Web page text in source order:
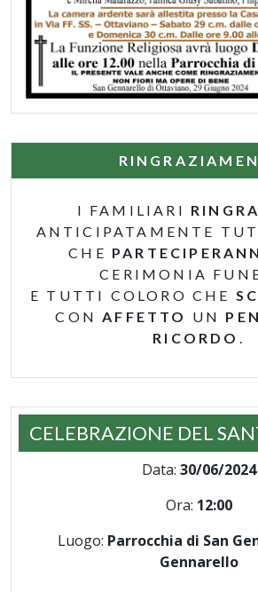
I FAMILIARI
ANTICIPATAMENTE
CHE
CERIMONIA
E TUTTI COLORO CHE
CONAFFETTO UN
RICORDO .
CELEBRAZIONE DEL
Data: 30/06/2024
Ora: 12:00
Luogo: Parrocchia di San
Gennarello